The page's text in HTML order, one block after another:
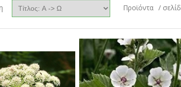
Προϊόντα /